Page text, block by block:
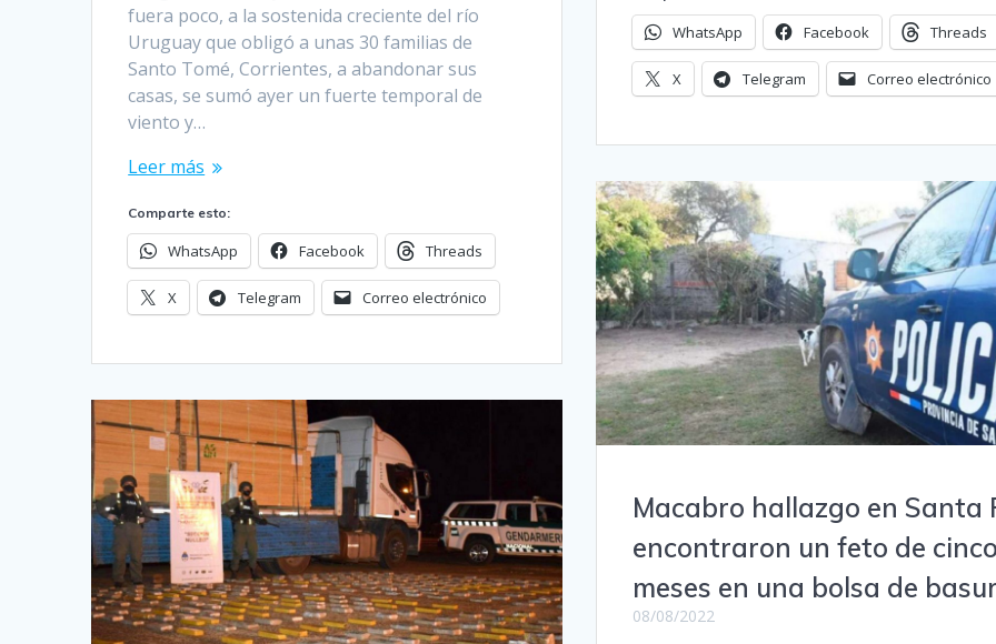
WhatsApp Facebook Threads
X Telegram Correo electrónico
fuera poco, a la sostenida creciente del río
Uruguay que obligó a unas 30 familias de
Santo Tomé, Corrientes, a abandonar sus
casas, se sumó ayer un fuerte temporal de
viento y…
Leer más
Comparte esto:
WhatsApp Facebook Threads
X Telegram Correo electrónico
Macabro hallazgo en Santa
encontraron un feto de
meses en una bolsa de
08/08/2022